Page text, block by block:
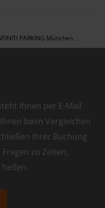
PARKING München
Ihnen per E-Mail
beim Vergleichen
Ihrer Buchung
zu Zeiten,